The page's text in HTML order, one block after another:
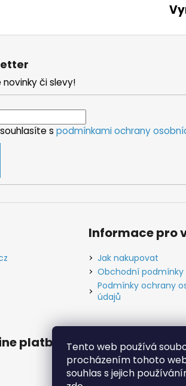
Tento web používá
procházením tohoto
souhlas s jejich
či slevy!
s podmínkami ochrany
Informace pro
Jak nakupovat
Obchodní podmínky
Podmínky ochrany
údajů
platby